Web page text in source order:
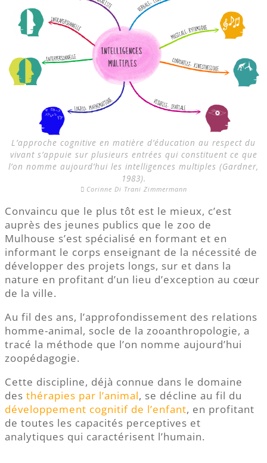
L’approche cognitive en matière d’éducation au respect du
vivant s’appuie sur plusieurs entrées qui constituent ce que
l’on nomme aujourd’hui les intelligences multiples (Gardner,
1983).
Corinne Di Trani Zimmermann
Convaincu que le plus tôt est le mieux, c’est
auprès des jeunes publics que le zoo de
Mulhouse s’est spécialisé en formant et en
informant le corps enseignant de la nécessité de
développer des projets longs, sur et dans la
nature en profitant d’un lieu d’exception au cœur
de la ville.
Au fil des ans, l’approfondissement des relations
homme-animal, socle de la zooanthropologie, a
tracé la méthode que l’on nomme aujourd’hui
zoopédagogie.
Cette discipline, déjà connue dans le domaine
des thérapies par l’animal, se décline au fil du
développement cognitif de l’enfant, en profitant
de toutes les capacités perceptives et
analytiques qui caractérisent l’humain.